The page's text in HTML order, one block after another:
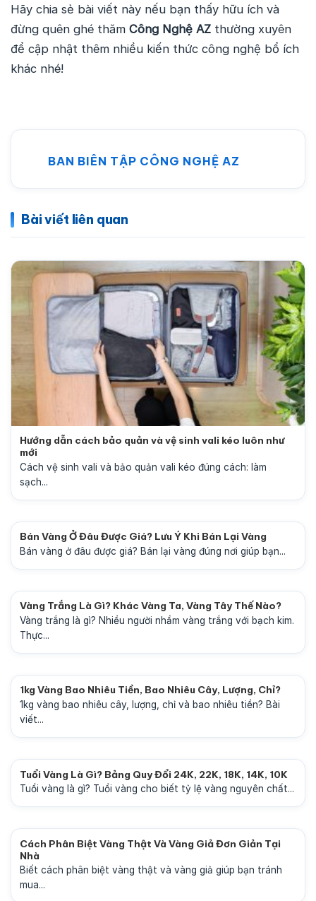
Hãy chia sẻ bài viết này nếu bạn thấy hữu ích và
đừng quên ghé thăm Công Nghệ AZ thường xuyên
để cập nhật thêm nhiều kiến thức công nghệ bổ ích
khác nhé!
BAN BIÊN TẬP CÔNG NGHỆ AZ
Bài viết liên quan
Hướng dẫn cách bảo quản và vệ sinh vali kéo luôn như
mới
Cách vệ sinh vali và bảo quản vali kéo đúng cách: làm
sạch...
Bán Vàng Ở Đâu Được Giá? Lưu Ý Khi Bán Lại Vàng
Bán vàng ở đâu được giá? Bán lại vàng đúng nơi giúp bạn...
Vàng Trắng Là Gì? Khác Vàng Ta, Vàng Tây Thế Nào?
Vàng trắng là gì? Nhiều người nhầm vàng trắng với bạch kim.
Thực...
1kg Vàng Bao Nhiêu Tiền, Bao Nhiêu Cây, Lượng, Chỉ?
1kg vàng bao nhiêu cây, lượng, chỉ và bao nhiêu tiền? Bài
viết...
Tuổi Vàng Là Gì? Bảng Quy Đổi 24K, 22K, 18K, 14K, 10K
Tuổi vàng là gì? Tuổi vàng cho biết tỷ lệ vàng nguyên chất...
Cách Phân Biệt Vàng Thật Và Vàng Giả Đơn Giản Tại
Nhà
Biết cách phân biệt vàng thật và vàng giả giúp bạn tránh
mua...